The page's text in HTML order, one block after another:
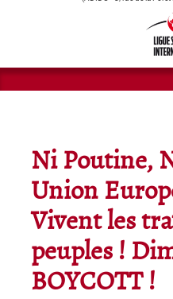
Ni Poutine,
Union
Vivent les
peuples !
BOYCOTT !